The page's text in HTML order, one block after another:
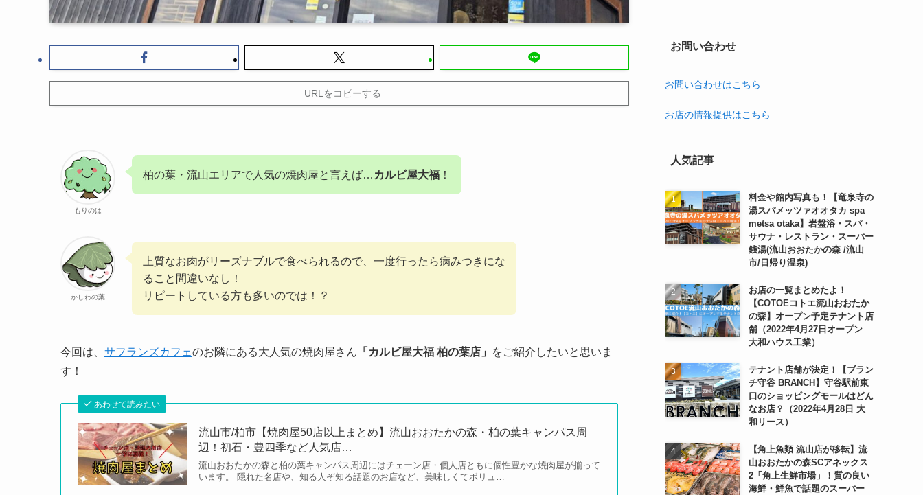
URLをコピーする
もりのは
柏の葉・流山エリアで人気の焼肉屋と言えば… カルビ屋大福 ！
かしわの葉
上質なお肉がリーズナブルで食べられるので、一度行ったら病みつきにな
ること間違いなし！
リピートしている方も多いのでは！？
今回は、 サフランズカフェのお隣にある大人気の焼肉屋さん 「カルビ屋大福 柏の葉店」
をご紹介したいと思いま
す！
あわせて読みたい
流山市/柏市【焼肉屋50店以上まとめ】流山おおたかの森・柏の葉キャンパス周
辺！初石・豊四季など人気店…
流山おおたかの森と柏の葉キャンパス周辺にはチェーン店・個人店ともに個性豊かな焼肉屋が揃って
います。 隠れた名店や、知る人ぞ知る話題のお店など、美味しくてボリュ…
お問い合わせ
お問い合わせはこちら
お店の情報提供はこちら
人気記事
料金や館内写真も！【竜泉寺の
湯スパメッツァオオタカ spa
metsa otaka】岩盤浴・スパ・
サウナ・レストラン・スーパー
銭湯(流山おおたかの森 /流山
市/日帰り温泉)
お店の一覧まとめたよ！
【COTOEコトエ流山おおたか
の森】オープン予定テナント店
舗（2022年4月27日オープン
大和ハウス工業）
テナント店舗が決定！【ブラン
チ守谷 BRANCH】守谷駅前東
口のショッピングモールはどん
なお店？（2022年4月28日 大
和リース）
【角上魚類 流山店が移転】流
山おおたかの森SCアネックス
2「角上生鮮市場」！質の良い
海鮮・鮮魚で話題のスーパー